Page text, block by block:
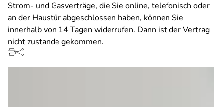
Strom- und Gasverträge, die Sie online, telefonisch oder
an der Haustür abgeschlossen haben, können Sie
innerhalb von 14 Tagen widerrufen. Dann ist der Vertrag
nicht zustande gekommen.